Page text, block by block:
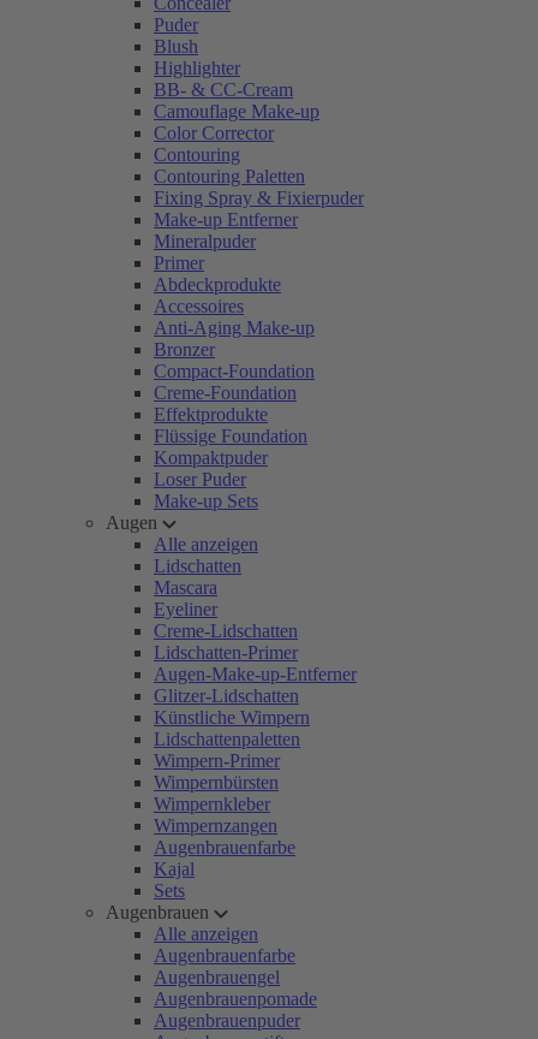
Puder
Blush
Highlighter
BB- & CC-Cream
Camouflage Make-up
Color Corrector
Contouring
Contouring Paletten
Fixing Spray & Fixierpuder
Make-up Entferner
Mineralpuder
Primer
Abdeckprodukte
Accessoires
Anti-Aging Make-up
Bronzer
Compact-Foundation
Creme-Foundation
Effektprodukte
Flüssige Foundation
Kompaktpuder
Loser Puder
Make-up Sets
Augen
Alle anzeigen
Lidschatten
Mascara
Eyeliner
Creme-Lidschatten
Lidschatten-Primer
Augen-Make-up-Entferner
Glitzer-Lidschatten
Künstliche Wimpern
Lidschattenpaletten
Wimpern-Primer
Wimpernbürsten
Wimpernkleber
Wimpernzangen
Augenbrauenfarbe
Kajal
Sets
Augenbrauen
Alle anzeigen
Augenbrauenfarbe
Augenbrauengel
Augenbrauenpomade
Augenbrauenpuder